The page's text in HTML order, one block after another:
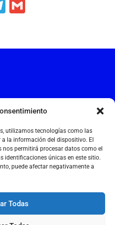
utilizamos tecnologías como las
la información del dispositivo. El
permitirá procesar datos como el
identificaciones únicas en este sitio.
puede afectar negativamente a
Todas
T
gr l